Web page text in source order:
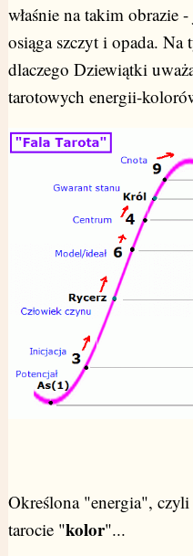
właśnie na takim obrazie
osiąga szczyt i opada.
dlaczego Dziewiątki
tarotowych energii-
Określona "energia",
tarocie "kolor"...